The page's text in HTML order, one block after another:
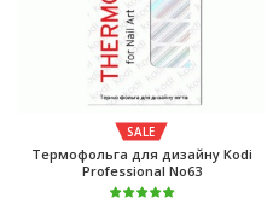
SALE
Термофольга для дизайну Kodi
Professional No63